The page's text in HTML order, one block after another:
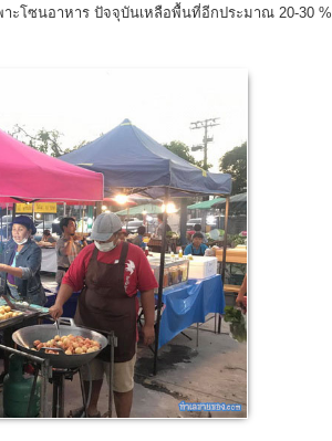
ะโซนอาหาร ปัจจุบันเหลือพื้นที่อีกประมาณ 20-30 %